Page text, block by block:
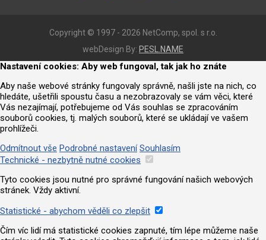
Copyright © 1997 - 2026 NetComp, spol. s r.o.
webDesign By: PESL.NAME
Nastavení cookies: Aby web fungoval, tak jak ho znáte
Aby naše webové stránky fungovaly správně, našli jste na nich, co
hledáte, ušetřili spoustu času a nezobrazovaly se vám věci, které
Vás nezajímají, potřebujeme od Vás souhlas se zpracováním
souborů cookies, tj. malých souborů, které se ukládají ve vašem
prohlížeči.
Odmítnout vše Podrobné nastavení Souhlasím
Technické - nezbytně nutné cookies
Tyto cookies jsou nutné pro správné fungování našich webových
stránek. Vždy aktivní.
Statistické - abychom věděli co zlepšit
Čím víc lidí má statistické cookies zapnuté, tím lépe můžeme naše